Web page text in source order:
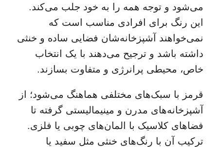
می‌شود و توجه همه را به خود جلب می‌کند.
این رنگ برای افرادی مناسب است که
نمی‌خواهند آشپزخانه‌شان فضایی ساده و خنثی
داشته باشد و ترجیح می‌دهند با یک انتخاب
خاص، محیطی پرانرژی و متفاوت بسازند.
قرمز با سبک‌های مختلفی هماهنگ می‌شود؛ از
آشپزخانه‌های مدرن و مینیمالیستی گرفته تا
فضاهای کلاسیک با المان‌های چوبی یا فلزی.
ترکیب آن با رنگ‌های خنثی مثل سفید یا